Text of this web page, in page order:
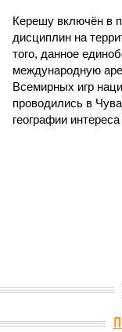
Керешу включён в
дисциплин на
того, данное
международную
Всемирных игр
проводились в
географии